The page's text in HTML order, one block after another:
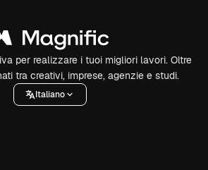
per realizzare i tuoi migliori lavori. Oltre
tra creativi, imprese, agenzie e studi.
Italiano